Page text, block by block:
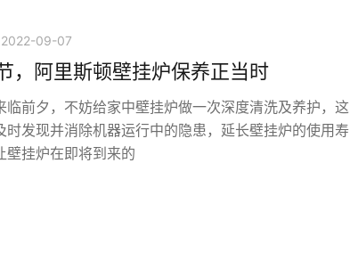
2022-09-07
，阿里斯顿壁挂炉保养正当时
临前夕，不妨给家中壁挂炉做一次深度清洗及养护，这
时发现并消除机器运行中的隐患，延长壁挂炉的使用寿
壁挂炉在即将到来的